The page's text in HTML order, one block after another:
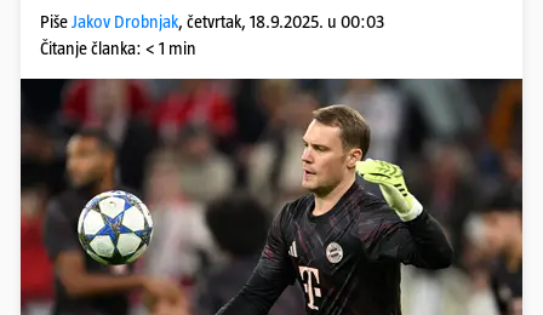
PišeJakov Drobnjak, četvrtak, 18.9.2025. u 00:03
Čitanje članka: < 1 min